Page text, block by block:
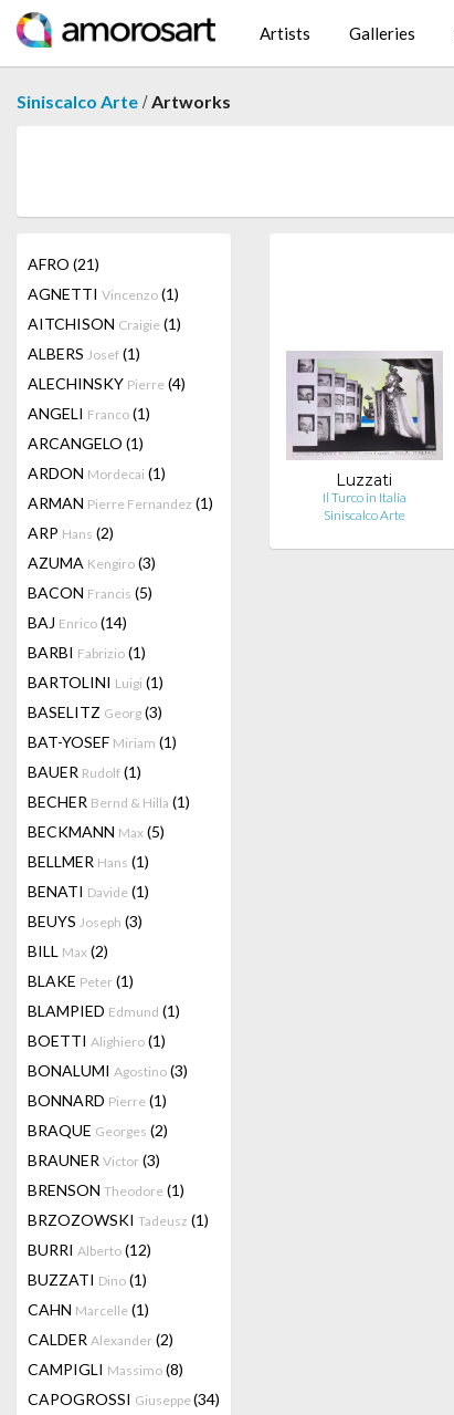
Artists Galleries
Siniscalco Arte /Artworks
AFRO (21)
AGNETTI Vincenzo (1)
AITCHISON Craigie (1)
ALBERS Josef (1)
ALECHINSKY Pierre (4)
ANGELI Franco (1)
ARCANGELO (1)
ARDON Mordecai (1)
ARMAN Pierre Fernandez (1)
ARP Hans (2)
AZUMA Kengiro (3)
BACON Francis (5)
BAJ Enrico (14)
BARBI Fabrizio (1)
BARTOLINI Luigi (1)
BASELITZ Georg (3)
BAT-YOSEF Miriam (1)
BAUER Rudolf (1)
BECHER Bernd & Hilla (1)
BECKMANN Max (5)
BELLMER Hans (1)
BENATI Davide (1)
BEUYS Joseph (3)
BILL Max (2)
BLAKE Peter (1)
BLAMPIED Edmund (1)
BOETTI Alighiero (1)
BONALUMI Agostino (3)
BONNARD Pierre (1)
BRAQUE Georges (2)
BRAUNER Victor (3)
BRENSON Theodore (1)
BRZOZOWSKI Tadeusz (1)
BURRI Alberto (12)
BUZZATI Dino (1)
CAHN Marcelle (1)
CALDER Alexander (2)
CAMPIGLI Massimo (8)
CAPOGROSSI Giuseppe(34)
Luzzati
Il Turco in Italia
Siniscalco Arte